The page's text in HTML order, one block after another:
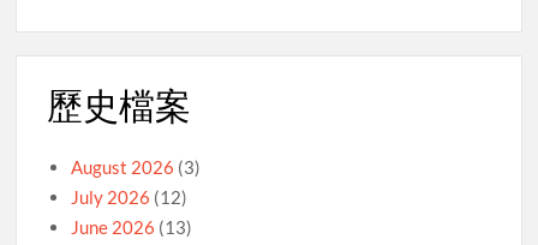
歷史檔案
August 2026 (3)
July 2026 (12)
June 2026 (13)